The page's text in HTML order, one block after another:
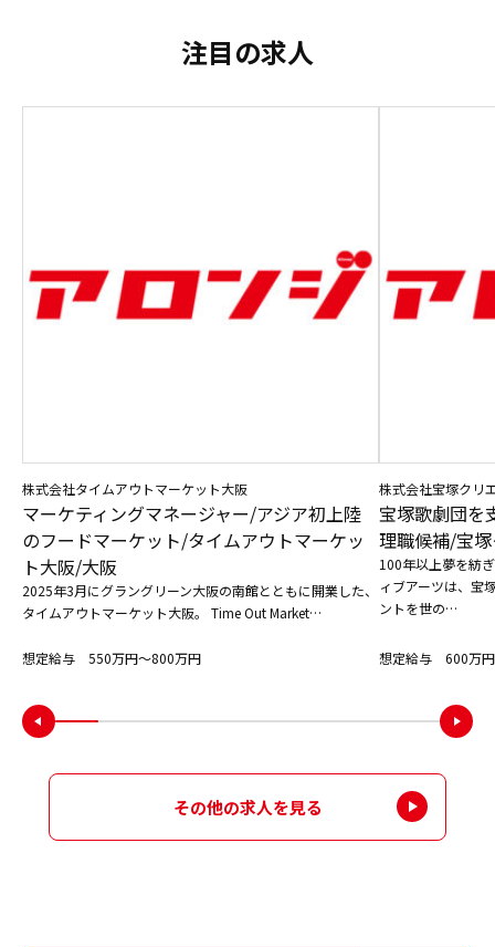
注目の求人
株式会社タイムアウトマーケット大阪
マーケティングマネージャー/アジア初上陸
のフードマーケット/タイムアウトマーケッ
ト大阪/大阪
2025年3月にグラングリーン大阪の南館とともに開業した、
タイムアウトマーケット大阪。 Time Out Market…
想定給与 550万円〜800万円
株式会社宝塚クリ
宝塚歌劇団を
理職候補/宝
100年以上夢を紡
ィブアーツは、宝
ントを世の…
想定給与 600万
その他の求人を見る